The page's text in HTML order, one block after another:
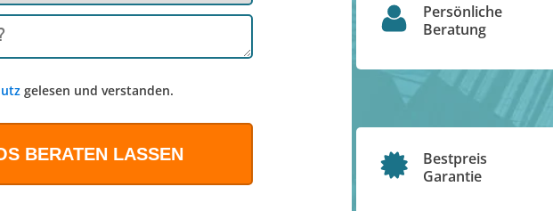
gelesen und verstanden.
Persönliche
Beratung
Bestpreis
Garantie